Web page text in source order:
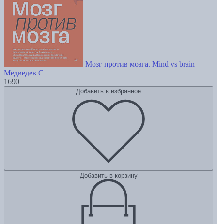
Мозг против мозга. Mind vs brain
Медведев С.
1690
Добавить в избранное
Добавить в корзину